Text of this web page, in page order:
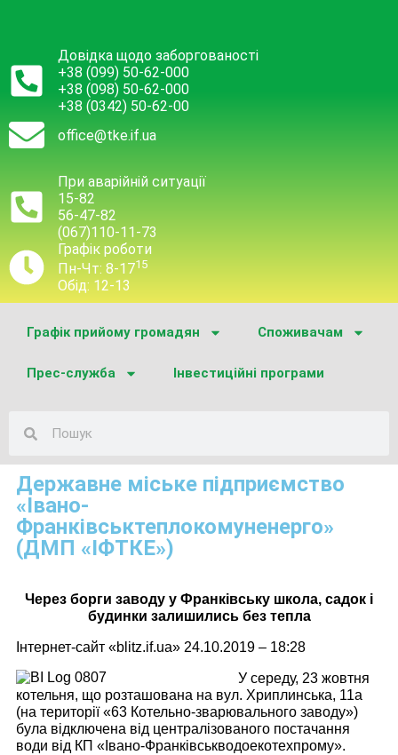
Довідка щодо заборгованості
+38 (099) 50-62-000
+38 (098) 50-62-000
+38 (0342) 50-62-00
office@tke.if.ua
При аварійній ситуації
15-82
56-47-82
(067)110-11-73
Графік роботи
Пн-Чт: 8-1715
Обід: 12-13
Графік прийому громадян Споживачам
Прес-служба Інвестиційні програми
Державне міське підприємство
«Івано-
Франківськтеплокомуненерго»
(ДМП «ІФТКЕ»)
Через борги заводу у Франківську школа, садок і
будинки залишились без тепла
Інтернет-сайт «blitz.if.ua» 24.10.2019 – 18:28
У середу, 23 жовтня
котельня, що розташована на вул. Хриплинська, 11а
(на території «63 Котельно-зварювального заводу»)
була відключена від централізованого постачання
води від КП «Івано-Франківськводоекотехпрому».